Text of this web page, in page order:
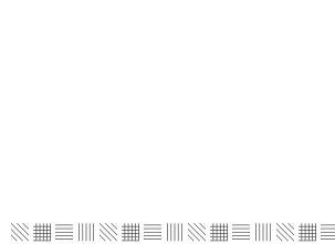
▧ ▦ ▤ ▥ ▧ ▦ ▤ ▥ ▧ ▦ ▤ ▥ ▧ ▦